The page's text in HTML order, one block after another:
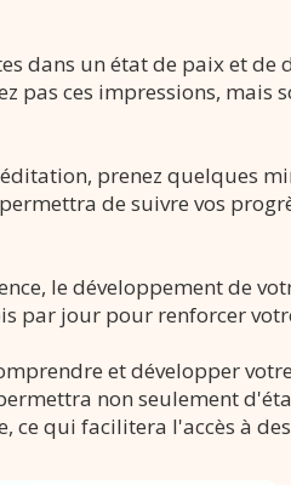
dans un état de paix et
pas ces impressions, mais
prenez quelques
de suivre vos
le développement de
par jour pour renforcer
et développer
non seulement
qui facilitera l'accès à